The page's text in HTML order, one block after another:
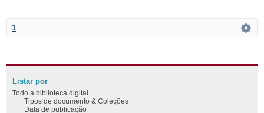
1
Listar por
Todo a biblioteca digital
Tipos de documento & Coleções
Data de publicação